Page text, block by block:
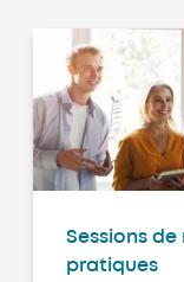
Sessions
pratiques